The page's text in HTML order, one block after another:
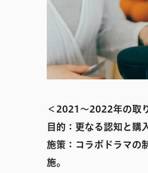
＜2021〜2022年の取
目的：更なる認知と購
施策：コラボドラマの
施。